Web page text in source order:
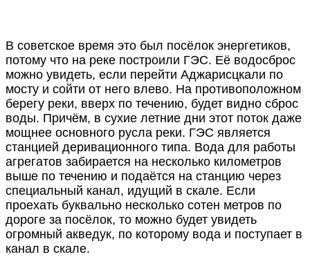
В советское время это был посёлок энергетиков,
потому что на реке построили ГЭС. Её водосброс
можно увидеть, если перейти Аджарисцкали по
мосту и сойти от него влево. На противоположном
берегу реки, вверх по течению, будет видно сброс
воды. Причём, в сухие летние дни этот поток даже
мощнее основного русла реки. ГЭС является
станцией деривационного типа. Вода для работы
агрегатов забирается на несколько километров
выше по течению и подаётся на станцию через
специальный канал, идущий в скале. Если
проехать буквально несколько сотен метров по
дороге за посёлок, то можно будет увидеть
огромный акведук, по которому вода и поступает в
канал в скале.